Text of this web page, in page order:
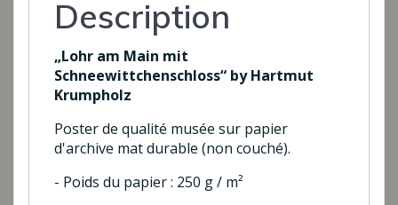
Description
„Lohr am Main mit
Schneewittchenschloss“ by Hartmut
Krumpholz
Poster de qualité musée sur papier
d'archive mat durable (non couché).
- Poids du papier : 250 g / m²